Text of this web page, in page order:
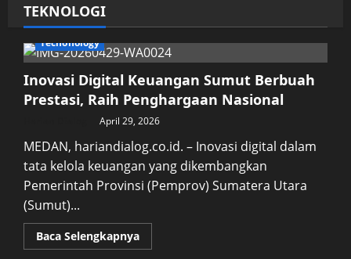
TEKNOLOGI
Techonology
Inovasi Digital Keuangan Sumut Berbuah
Prestasi, Raih Penghargaan Nasional
April 29, 2026
MEDAN, hariandialog.co.id. – Inovasi digital dalam
tata kelola keuangan yang dikembangkan
Pemerintah Provinsi (Pemprov) Sumatera Utara
(Sumut)...
Baca SelengkapnyaRead
more